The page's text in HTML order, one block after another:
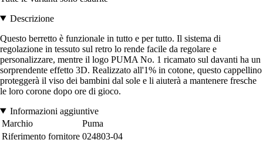
Descrizione
Questo berretto è funzionale in tutto e per tutto. Il sistema di
regolazione in tessuto sul retro lo rende facile da regolare e
personalizzare, mentre il logo PUMA No. 1 ricamato sul davanti ha un
sorprendente effetto 3D. Realizzato all'1% in cotone, questo cappellino
proteggerà il viso dei bambini dal sole e li aiuterà a mantenere fresche
le loro corone dopo ore di gioco.
Informazioni aggiuntive
Marchio
Puma
Riferimento fornitore 024803-04